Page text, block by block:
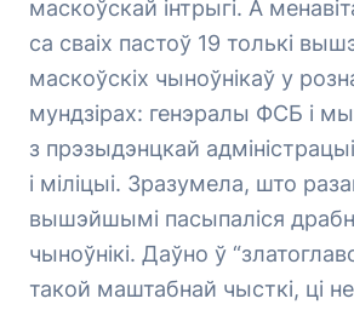
маскоўскай інтрыгі. А
са сваіх пастоў 19 толькі
маскоўскіх чыноўнікаў у
мундзірах: генэралы ФСБ і
з прэзыдэнцкай
і міліцыі. Зразумела, што
вышэйшымі пасыпаліся
чыноўнікі. Даўно ў
такой маштабнай чысткі, ці